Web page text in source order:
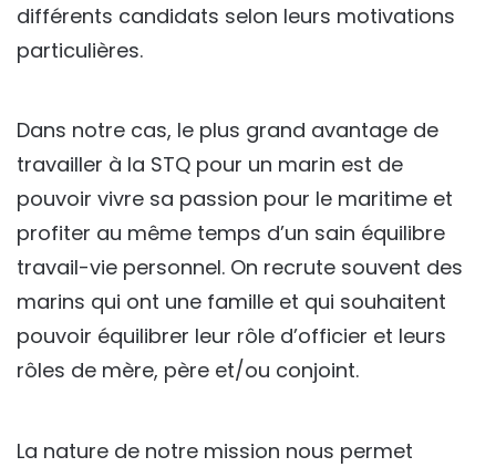
différents candidats selon leurs motivations
particulières.
Dans notre cas, le plus grand avantage de
travailler à la STQ pour un marin est de
pouvoir vivre sa passion pour le maritime et
profiter au même temps d’un sain équilibre
travail-vie personnel. On recrute souvent des
marins qui ont une famille et qui souhaitent
pouvoir équilibrer leur rôle d’officier et leurs
rôles de mère, père et/ou conjoint.
La nature de notre mission nous permet